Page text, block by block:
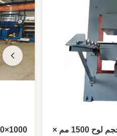
آلة كبس الفلكنة EPDM بحجم لوح 1500 مم ×